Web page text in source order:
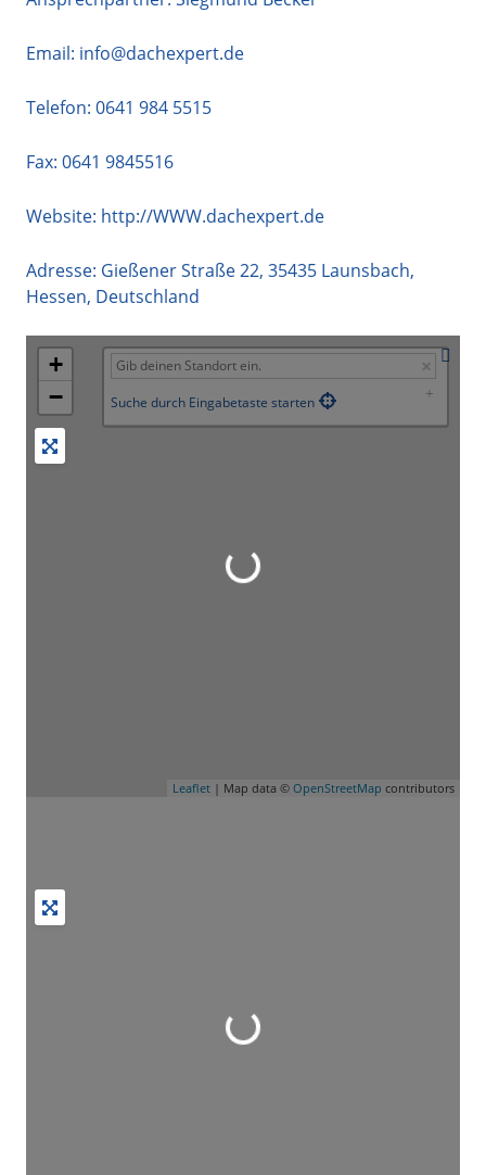
Email: info@dachexpert.de
Telefon: 0641 984 5515
Fax: 0641 9845516
Website: http://WWW.dachexpert.de
Adresse: Gießener Straße 22, 35435 Launsbach,
Hessen, Deutschland
+
−
Suche durch Eingabetaste starten
Leaflet | Map data © OpenStreetMap contributors
Wird geladen …